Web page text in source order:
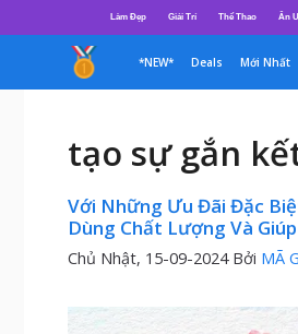
đến
dung
Làm Đẹp Giải Trí Thể Thao Ăn
*NEW* Deals Mới Nhất
tạo sự gắn
Với Những Ưu Đãi Đặc
Dùng Chất Lượng Và
Chủ Nhật, 15-09-2024 Bởi MÃ